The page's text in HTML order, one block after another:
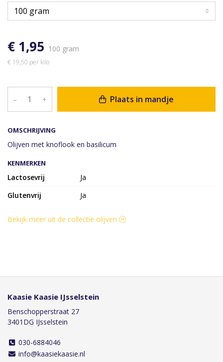
OMSCHRIJVING
Olijven met knoflook en basilicum
€ 1,95 100 gram
€ 19,50 per kilo
– + Plaats in mandje
KENMERKEN
Lactosevrij
Ja
Glutenvrij
Ja
Bekijk meer uit de collectie olijven
Kaasie Kaasie IJsselstein
Benschopperstraat 27
3401DG IJsselstein
030-6884046
info@kaasiekaasie.nl